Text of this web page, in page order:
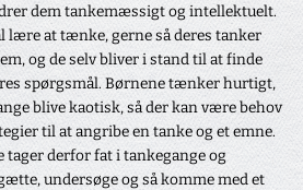
dem tankemæssigt og intellektuelt.
lære at tænke, gerne så deres tanker
og de selv bliver i stand til at finde
spørgsmål. Børnene tænker hurtigt,
blive kaotisk, så der kan være behov
til at angribe en tanke og et emne.
tager derfor fat i tankegange og
undersøge og så komme med et